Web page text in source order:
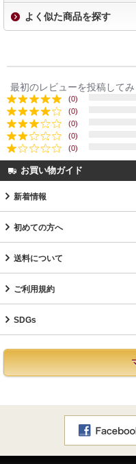
よく似た商品を探す
最初のレビューを投稿してみ
(0)
(0)
(0)
(0)
(0)
お買い物ガイド
新着情報
初めての方へ
送料について
ご利用規約
SDGs